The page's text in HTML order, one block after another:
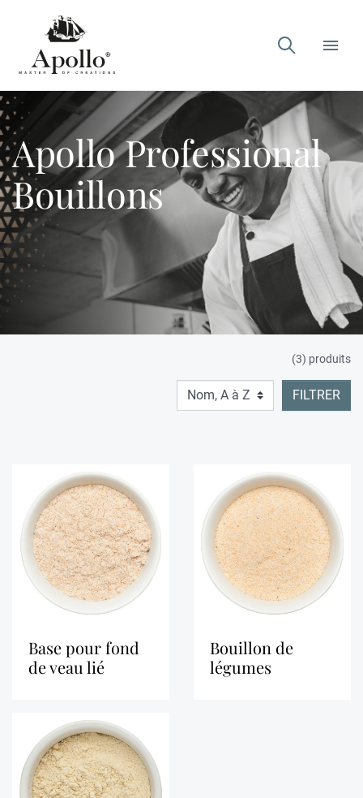

Apollo Professional
Bouillons
(3) produits
FILTRER
base pour fond
de veau lié
bouillon de
légumes